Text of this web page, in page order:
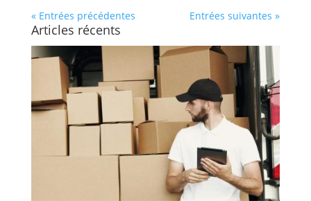
« Entrées précédentes Entrées suivantes »
Articles récents